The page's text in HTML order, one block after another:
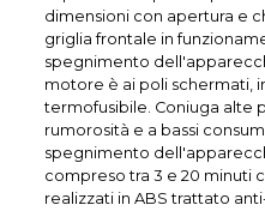
dimensioni con apertura e
griglia frontale in
spegnimento
motore è ai poli schermati,
termofusibile. Coniuga alte
rumorosità e a bassi
spegnimento
compreso tra 3 e 20 minuti
realizzati in ABS trattato